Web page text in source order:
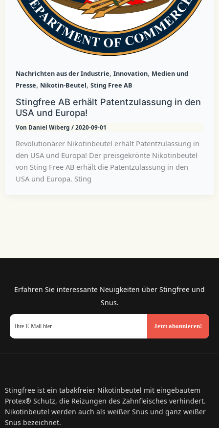
Nachrichten aus der Industrie, Innovation, Medien und
Presse, Nikotin-Beutel, Sting Free AB
Stingfree AB erhält Patentzulassung in den
USA und Europa!
Von Daniel Wiberg /2020-09-01
Revolutionärer Nikotinbeutel erhält Patentzulassung in
den USA und Europa! Der preisgekrönte Nikotinbeutel
von Sting Free AB erhält die Patentzulassung in den
USA und Europa. Sting
Erfahren Sie interessante Neuigkeiten über Stingfree und
Snus.
Jetzt abonnieren!
Stingfree ist ein tabakfreier Nikotinbeutel mit eingebautem
Protex® Schutz, die Reizungen des Zahnfleisches verhindert.
Nikotinbeutel werden auch als weißer Snus und ganz weißer
Snus bezeichnet.